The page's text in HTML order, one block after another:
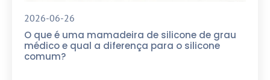
2026-06-26
O que é uma mamadeira de silicone de grau
médico e qual a diferença para o silicone
comum?